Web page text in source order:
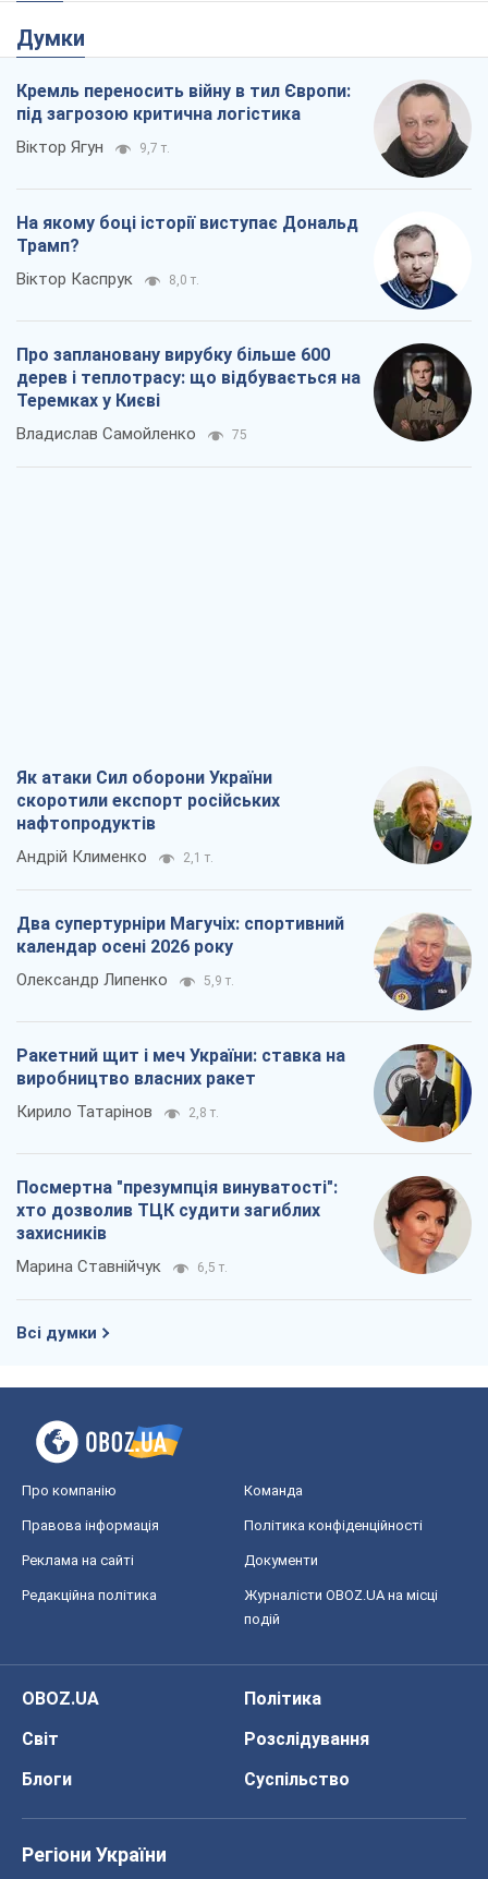
Думки
Кремль переносить війну в тил Європи:
під загрозою критична логістика
Віктор Ягун 9,7 т.
На якому боці історії виступає Дональд
Трамп?
Віктор Каспрук 8,0 т.
Про заплановану вирубку більше 600
дерев і теплотрасу: що відбувається на
Теремках у Києві
Владислав Самойленко 75
Як атаки Сил оборони України
скоротили експорт російських
нафтопродуктів
Андрій Клименко 2,1 т.
Два супертурніри Магучіх: спортивний
календар осені 2026 року
Олександр Липенко 5,9 т.
Ракетний щит і меч України: ставка на
виробництво власних ракет
Кирило Татарінов 2,8 т.
Посмертна "презумпція винуватості":
хто дозволив ТЦК судити загиблих
захисників
Марина Ставнійчук 6,5 т.
Всі думки
Про компанію Команда
Правова інформація Політика конфіденційності
Реклама на сайті Документи
Редакційна політика
Журналісти OBOZ.UA на місці
подій
OBOZ.UA
Політика
Світ
Розслідування
Блоги
Суспільство
Регіони України